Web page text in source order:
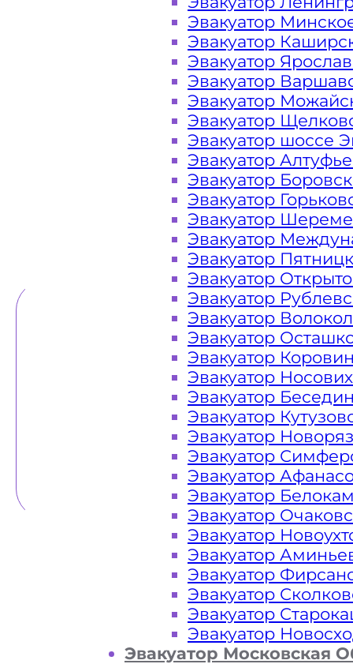
Закажите услугу "эвакуатор
"онлайн" на сайте компании
Вам необходимы услуги
Эвакуаторы «МОБИ» Зеленоград
часа в сутки. Обращайтесь к нам
в любой ситуации и
WHATSAPP
Эвакуатор
Эвакуатор
Эвакуатор
Эвакуатор
Эвакуатор
Эвакуатор
Эвакуатор шоссе
Эвакуатор
Эвакуатор
Эвакуатор
Эвакуатор
Эвакуатор
Эвакуатор
Эвакуатор
Эвакуатор
Эвакуатор
Эвакуатор
Эвакуатор
Эвакуатор
Эвакуатор
Эвакуатор
Эвакуатор
Эвакуатор
Эвакуатор
Эвакуатор
Эвакуатор
Эвакуатор
Эвакуатор
Эвакуатор
Эвакуатор
Эвакуатор
Эвакуатор
Эвакуатор Московская